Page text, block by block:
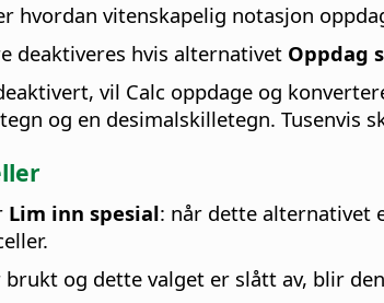
hvordan vitenskapelig notasjon
deaktiveres hvis alternativet Oppdag
vil Calc oppdage og
og en desimalskilletegn.
Lim inn spesial: når dette alternativet
brukt og dette valget er slått av, blir